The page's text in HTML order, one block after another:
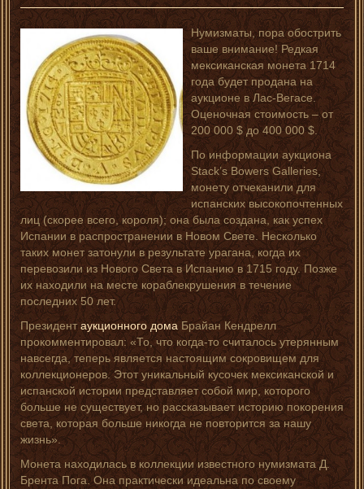
Нумизматы, пора обострить
ваше внимание! Редкая
мексиканская монета 1714
года будет продана на
аукционе в Лас-Вегасе.
Оценочная стоимость – от
200 000 $ до 400 000 $.
По информации аукциона
Stack’s Bowers Galleries,
монету отчеканили для
испанских высокопочтенных
лиц (скорее всего, короля); она была создана, как успех
Испании в распространении в Новом Свете. Несколько
таких монет затонули в результате урагана, когда их
перевозили из Нового Света в Испанию в 1715 году. Позже
их находили на месте кораблекрушения в течение
последних 50 лет.
Президентаукционного дома Брайан Кендрелл
прокомментировал: «То, что когда-то считалось утерянным
навсегда, теперь является настоящим сокровищем для
коллекционеров. Этот уникальный кусочек мексиканской и
испанской истории представляет собой мир, которого
больше не существует, но рассказывает историю покорения
света, которая больше никогда не повторится за нашу
жизнь».
Монета находилась в коллекции известного нумизмата Д.
Брента Пога. Она практически идеальна по своему